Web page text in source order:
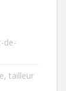
de-
tailleur